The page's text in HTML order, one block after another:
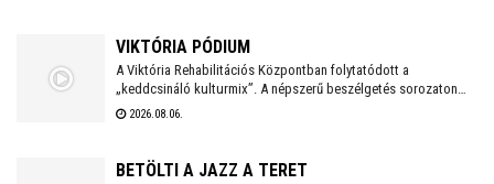
VIKTÓRIA PÓDIUM
A Viktória Rehabilitációs Központban folytatódott a
„keddcsináló kulturmix”. A népszerű beszélgetés sorozaton
ezúttal is kivételes vendégek tisztelték meg a Viktória Pódium
2026.08.06.
BETÖLTI A JAZZ A TERET